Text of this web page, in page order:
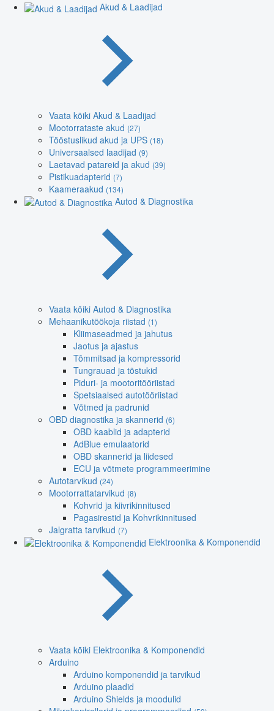
Akud & Laadijad
Vaata kõiki Akud & Laadijad
Mootorrataste akud (27)
Tööstuslikud akud ja UPS (18)
Universaalsed laadijad (9)
Laetavad patareid ja akud (39)
Pistikuadapterid (7)
Kaameraakud (134)
Autod & Diagnostika
Vaata kõiki Autod & Diagnostika
Mehaanikutöökoja riistad (1)
Kliimaseadmed ja jahutus
Jaotus ja ajastus
Tõmmitsad ja kompressorid
Tungrauad ja tõstukid
Piduri- ja mootoritööriistad
Spetsiaalsed autotööriistad
Võtmed ja padrunid
OBD diagnostika ja skannerid (6)
OBD kaablid ja adapterid
AdBlue emulaatorid
OBD skannerid ja liidesed
ECU ja võtmete programmeerimine
Autotarvikud (24)
Mootorrattatarvikud (8)
Kohvrid ja kiivrikinnitused
Pagasirestid ja Kohvrikinnitused
Jalgratta tarvikud (7)
Elektroonika & Komponendid
Vaata kõiki Elektroonika & Komponendid
Arduino
Arduino komponendid ja tarvikud
Arduino plaadid
Arduino Shields ja moodulid